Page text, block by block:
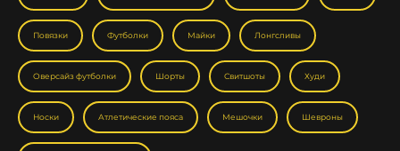
Повязки Футболки Майки Лонгсливы
Оверсайз футболки Шорты Свитшоты Худи
Носки Атлетические пояса Мешочки Шевроны